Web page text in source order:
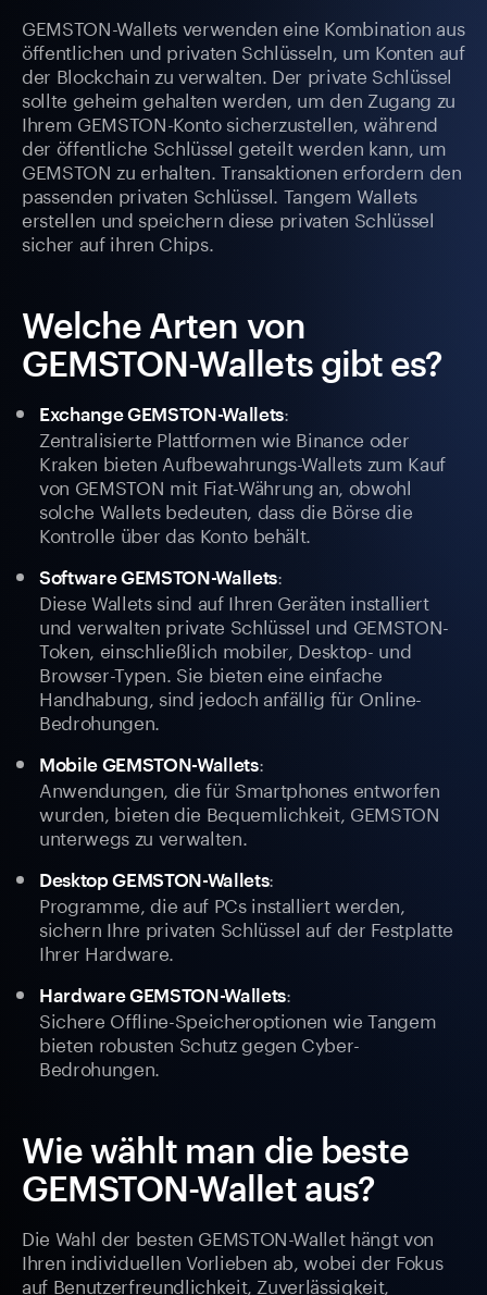
GEMSTON-Wallets verwenden eine Kombination aus
öffentlichen und privaten Schlüsseln, um Konten auf
der Blockchain zu verwalten. Der private Schlüssel
sollte geheim gehalten werden, um den Zugang zu
Ihrem GEMSTON-Konto sicherzustellen, während
der öffentliche Schlüssel geteilt werden kann, um
GEMSTON zu erhalten. Transaktionen erfordern den
passenden privaten Schlüssel. Tangem Wallets
erstellen und speichern diese privaten Schlüssel
sicher auf ihren Chips.
Welche Arten von
GEMSTON-Wallets gibt es?
Exchange GEMSTON-Wallets:
Zentralisierte Plattformen wie Binance oder
Kraken bieten Aufbewahrungs-Wallets zum Kauf
von GEMSTON mit Fiat-Währung an, obwohl
solche Wallets bedeuten, dass die Börse die
Kontrolle über das Konto behält.
Software GEMSTON-Wallets:
Diese Wallets sind auf Ihren Geräten installiert
und verwalten private Schlüssel und GEMSTON-
Token, einschließlich mobiler, Desktop- und
Browser-Typen. Sie bieten eine einfache
Handhabung, sind jedoch anfällig für Online-
Bedrohungen.
Mobile GEMSTON-Wallets:
Anwendungen, die für Smartphones entworfen
wurden, bieten die Bequemlichkeit, GEMSTON
unterwegs zu verwalten.
Desktop GEMSTON-Wallets:
Programme, die auf PCs installiert werden,
sichern Ihre privaten Schlüssel auf der Festplatte
Ihrer Hardware.
Hardware GEMSTON-Wallets:
Sichere Offline-Speicheroptionen wie Tangem
bieten robusten Schutz gegen Cyber-
Bedrohungen.
Wie wählt man die beste
GEMSTON-Wallet aus?
Die Wahl der besten GEMSTON-Wallet hängt von
Ihren individuellen Vorlieben ab, wobei der Fokus
auf Benutzerfreundlichkeit, Zuverlässigkeit,